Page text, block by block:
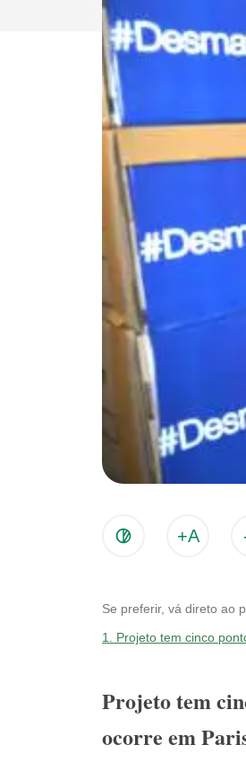
+A
Se preferir, vá direto ao
1. Projeto tem cinco
Projeto tem
ocorre em